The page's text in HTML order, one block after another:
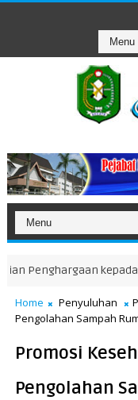
kepada Unit
Home Penyuluhan
Pengolahan Sampah
Promosi
Pengolahan